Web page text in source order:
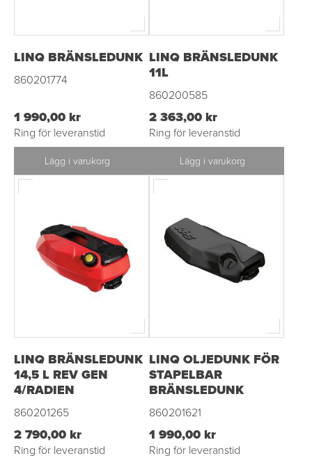
LINQ BRÄNSLEDUNK
860201774
1 990,00 kr
Ring för leveranstid
Lägg i varukorg
LINQ BRÄNSLEDUNK
11L
860200585
2 363,00 kr
Ring för leveranstid
Lägg i varukorg
LINQ BRÄNSLEDUNK
14,5 L REV GEN
4/RADIEN
860201265
2 790,00 kr
Ring för leveranstid
LINQ OLJEDUNK FÖR
STAPELBAR
BRÄNSLEDUNK
860201621
1 990,00 kr
Ring för leveranstid